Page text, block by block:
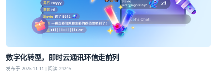
数字化转型，即时云通讯环信走前列
发布于 2025-11-11 | 阅读 24245